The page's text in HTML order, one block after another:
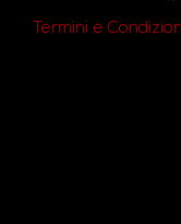
Termini e